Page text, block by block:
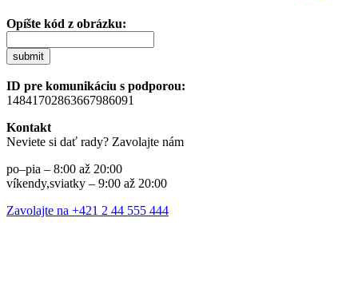
Opíšte kód z obrázku:
submit
ID pre komunikáciu s podporou:
14841702863667986091
Kontakt
Neviete si dať rady? Zavolajte nám
po–pia – 8:00 až 20:00
víkendy,sviatky – 9:00 až 20:00
Zavolajte na +421 2 44 555 444